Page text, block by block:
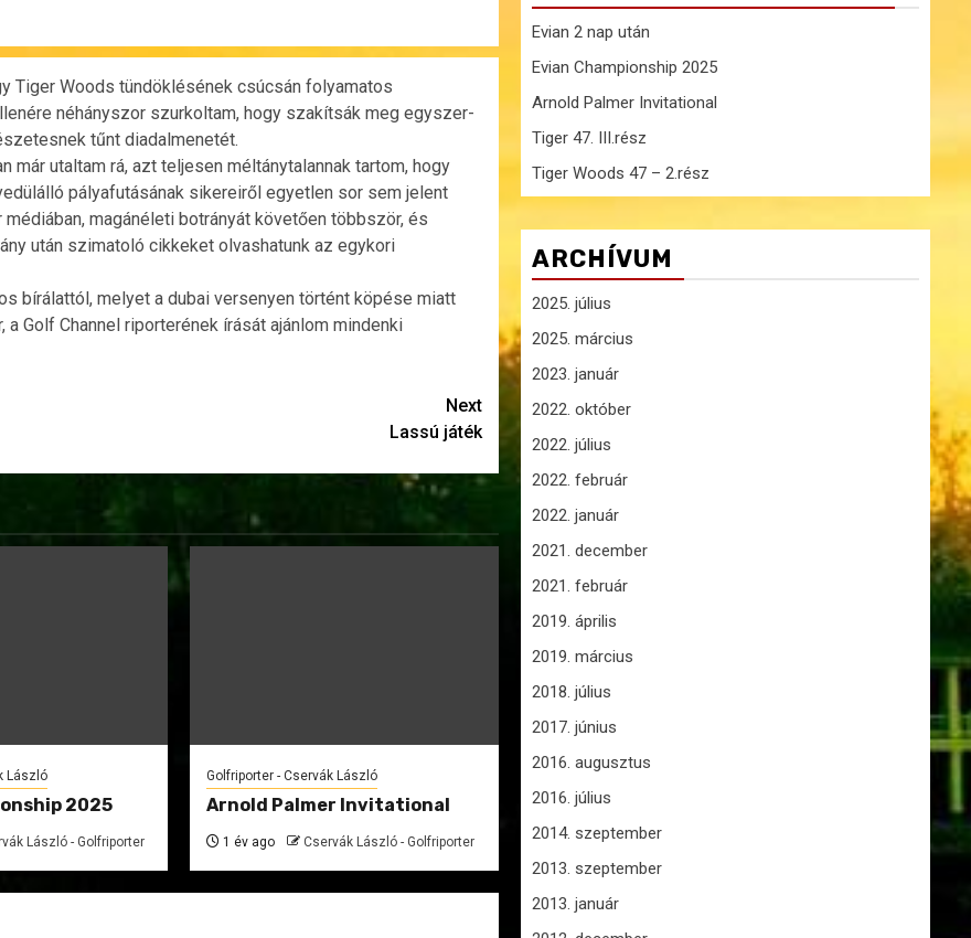
Tiger Woods tündöklésének csúcsán folyamatos
néhányszor szurkoltam, hogy szakítsák meg egyszer-
tűnt diadalmenetét.
már utaltam rá, azt teljesen méltánytalannak tartom, hogy
pályafutásának sikereiről egyetlen sor sem jelent
médiában, magánéleti botrányát követően többször, és
után szimatoló cikkeket olvashatunk az egykori
bírálattól, melyet a dubai versenyen történt köpése miatt
Golf Channel riporterének írását ajánlom mindenki
Next
Lassú játék
László
2025
László - Golfriporter
Golfriporter - Cservák László
Arnold Palmer Invitational
1 év ago Cservák László - Golfriporter
Evian 2 nap után
Evian Championship 2025
Arnold Palmer Invitational
Tiger 47. III.rész
Tiger Woods 47 – 2.rész
ARCHÍVUM
2025. július
2025. március
2023. január
2022. október
2022. július
2022. február
2022. január
2021. december
2021. február
2019. április
2019. március
2018. július
2017. június
2016. augusztus
2016. július
2014. szeptember
2013. szeptember
2013. január